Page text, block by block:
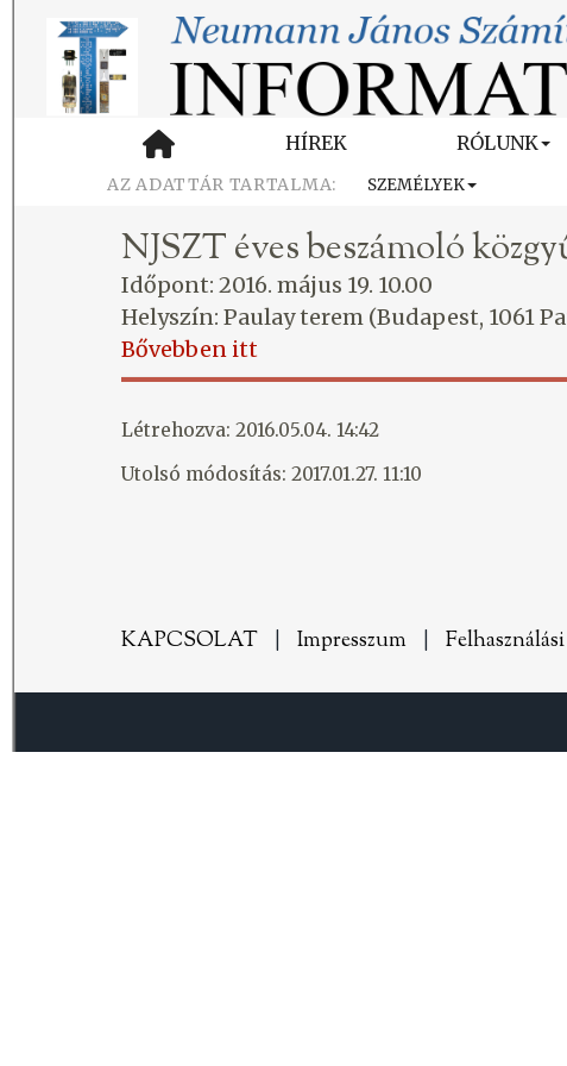
HÍREK RÓLUNK
SZEMÉLYEK
NJSZT éves beszámoló
Időpont: 2016. május 19. 10.00
Helyszín: Paulay terem (Budapest, 1061
Bővebben itt
Létrehozva: 2016.05.04. 14:42
Utolsó módosítás: 2017.01.27. 11:10
KAPCSOLAT Impresszum